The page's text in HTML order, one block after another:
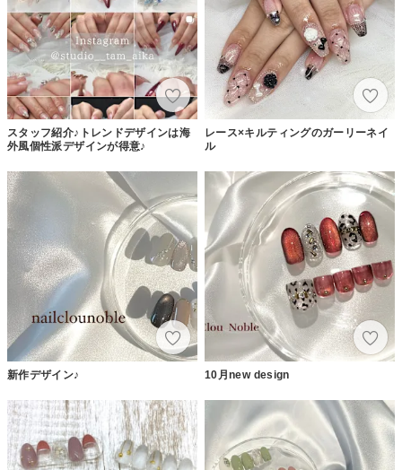
スタッフ紹介♪トレンドデザインは海
外風個性派デザインが得意♪
レース×キルティングのガーリーネイ
ル
新作デザイン♪ 10月new design